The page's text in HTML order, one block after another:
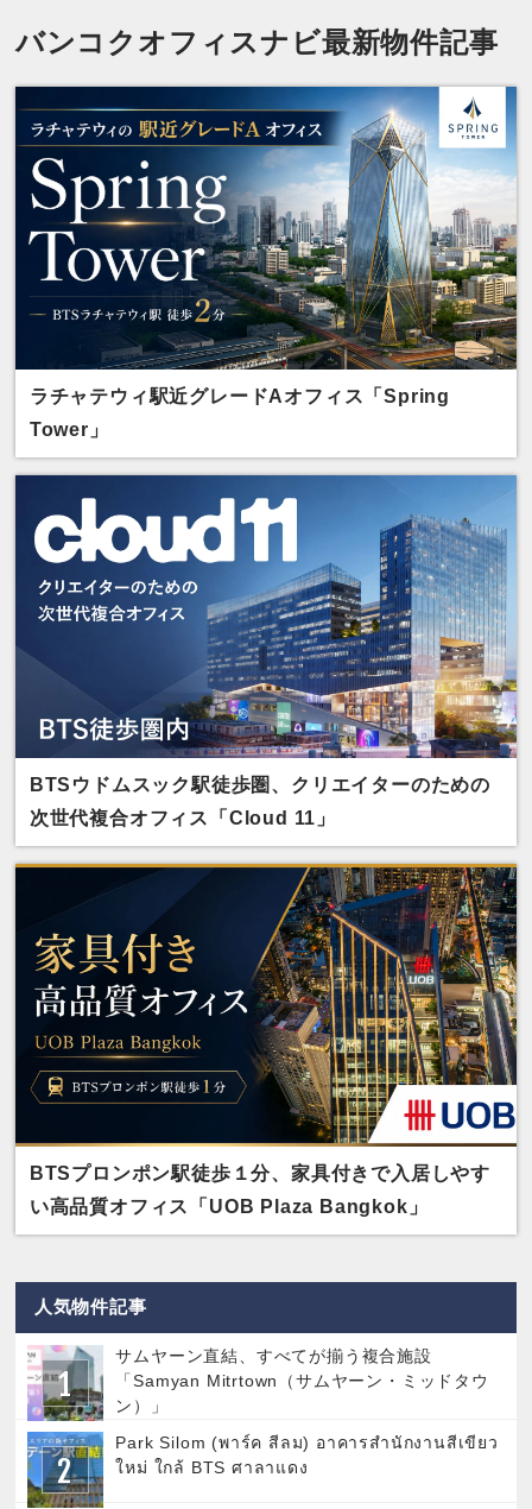
バンコクオフィスナビ最新物件記事
ラチャテウィ駅近グレードAオフィス「Spring
Tower」
BTSウドムスック駅徒歩圏、クリエイターのための
次世代複合オフィス「Cloud 11」
BTSプロンポン駅徒歩１分、家具付きで入居しやす
い高品質オフィス「UOB Plaza Bangkok」
人気物件記事
サムヤーン直結、すべてが揃う複合施設
「Samyan Mitrtown（サムヤーン・ミッドタウ
ン）」
Park Silom (พาร์ค สีลม) อาคารสำนักงานสีเขียว
ใหม่ ใกล้ BTS ศาลาแดง